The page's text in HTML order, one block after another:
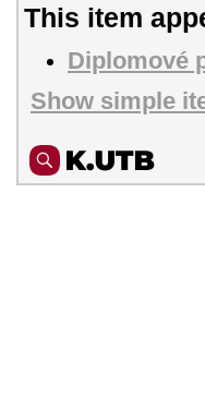
This item
Diplomové
Show simple